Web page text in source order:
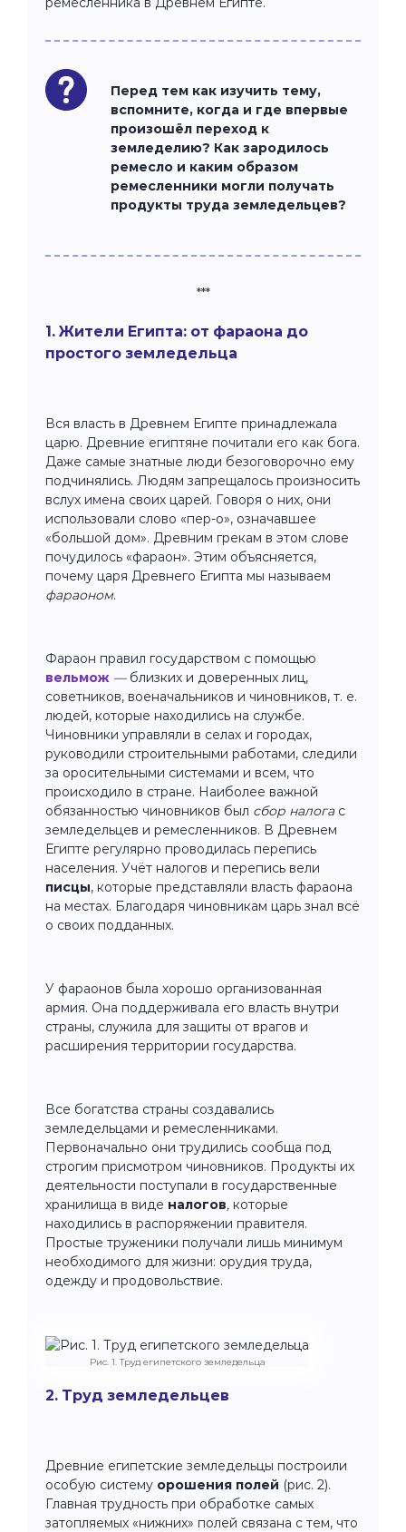
Перед тем как изучить тему,
вспомните, когда и где впервые
произошёл переход к
земледелию? Как зародилось
ремесло и каким образом
ремесленники могли получать
продукты труда земледельцев?
***
1. Жители Египта: от фараона до
простого земледельца
Вся власть в Древнем Египте принадлежала
царю. Древние египтяне почитали его как бога.
Даже самые знатные люди безоговорочно ему
подчинялись. Людям запрещалось произносить
вслух имена своих царей. Говоря о них, они
использовали слово «пер-о», означавшее
«большой дом». Древним грекам в этом слове
почудилось «фараон». Этим объясняется,
почему царя Древнего Египта мы называем
фараоном.
Фараон правил государством с помощью
вельмож —близких и доверенных лиц,
советников, военачальников и чиновников, т. е.
людей, которые находились на службе.
Чиновники управляли в селах и городах,
руководили строительными работами, следили
за оросительными системами и всем, что
происходило в стране. Наиболее важной
обязанностью чиновников был сбор налогас
земледельцев и ремесленников. В Древнем
Египте регулярно проводилась перепись
населения. Учёт налогов и перепись вели
писцы, которые представляли власть фараона
на местах. Благодаря чиновникам царь знал всё
о своих подданных.
У фараонов была хорошо организованная
армия. Она поддерживала его власть внутри
страны, служила для защиты от врагов и
расширения территории государства.
Все богатства страны создавались
земледельцами и ремесленниками.
Первоначально они трудились сообща под
строгим присмотром чиновников. Продукты их
деятельности поступали в государственные
хранилища в виде налогов, которые
находились в распоряжении правителя.
Простые труженики получали лишь минимум
необходимого для жизни: орудия труда,
одежду и продовольствие.
Рис. 1. Труд египетского земледельца
2. Труд земледельцев
Древние египетские земледельцы построили
особую систему орошения полей (рис. 2).
Главная трудность при обработке самых
затопляемых «нижних» полей связана с тем, что